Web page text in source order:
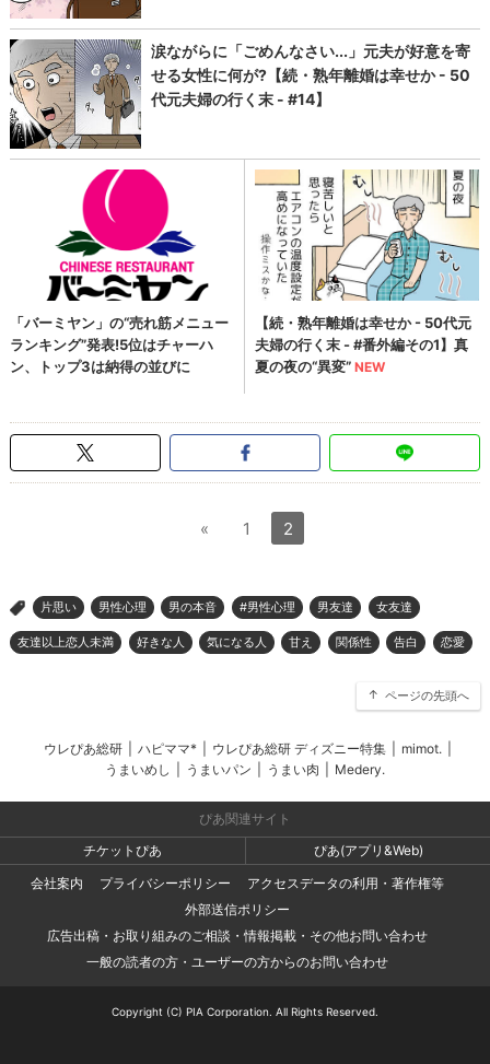
« 1 2
> 片思い 男性心理 男の本音 #男性心理 男友達 女友達
友達以上恋人未満 好きな人 気になる人 甘え 関係性 告白 恋愛
ページの先頭へ
ウレぴあ総研 ハピママ* ウレぴあ総研 ディズニー特集 mimot.
うまいめし
うまいパン うまい肉 Medery.
ぴあ関連サイト
チケットぴあ
ぴあ(アプリ&Web)
会社案内
プライバシーポリシー
アクセスデータの利用・著作権等
外部送信ポリシー
広告出稿・お取り組みのご相談・情報掲載・その他お問い合わせ
一般の読者の方・ユーザーの方からのお問い合わせ
Copyright (C) PIA Corporation. All Rights Reserved.